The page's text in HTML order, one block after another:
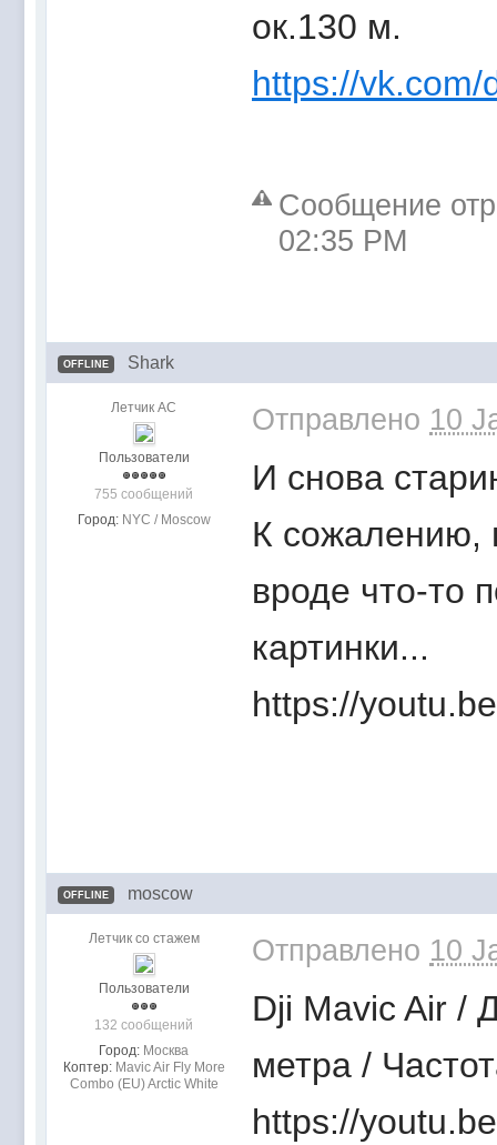
ок.130 м.
https://vk.com/
Сообщение
02:35 PM
OFFLINE Shark
Летчик АС
Пользователи
755 сообщений
Город: NYC / Moscow
Отправлено 10
И снова
К сожалению,
вроде что-то
картинки...
https://
OFFLINE moscow
Летчик со стажем
Пользователи
132 сообщений
Город: Москва
Коптер: Mavic Air Fly More
Combo (EU) Arctic White
Отправлено 10
Dji Mavic Air /
метра /
https://